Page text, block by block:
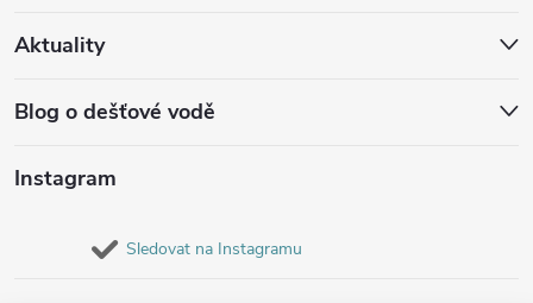
Aktuality
Blog o dešťové vodě
Instagram
Sledovat na Instagramu